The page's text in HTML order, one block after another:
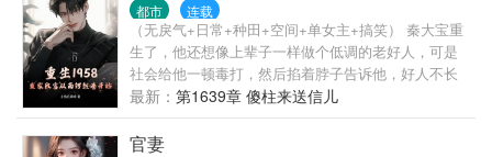
都市 连载
（无戾气+日常+种田+空间+单女主+搞笑） 秦大宝重
生了，他还想像上辈子一样做个低调的老好人，可是
社会给他一顿毒打，然后掐着脖子告诉他，好人不长
寿， 祸害一千年，于是，他只能成了一个＂祸害
＂，作为重生大军中的一员，首先要做的就是发家致
富！
最新： 第1639章 傻柱来送信儿
官妻